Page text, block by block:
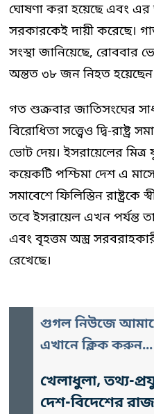
ঘোষণা করা হয়েছে এবং এর
সরকারকেই দায়ী করেছে।
সংস্থা জানিয়েছে, রোববার
অন্তত ৩৮ জন নিহত
গত শুক্রবার জাতিসংঘের
বিরোধিতা সত্ত্বেও দ্বি-
ভোট দেয়। ইসরায়েলের মিত্র
কয়েকটি পশ্চিমা দেশ এ
সমাবেশে ফিলিস্তিন রাষ্ট্রকে
তবে ইসরায়েল এখন পর্যন্ত
এবং বৃহত্তম অস্ত্র
রেখেছে।
গুগল নিউজে
এখানে ক্লিক করুন...
খেলাধুলা, তথ্য-
দেশ-বিদেশের